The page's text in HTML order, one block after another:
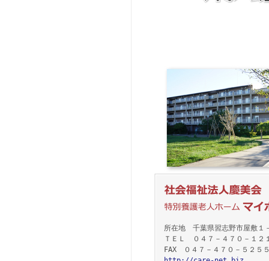
所在地 千葉県習志野市屋敷１
ＴＥＬ ０４７－４７０－１２
FAX ０４７－４７０－５２５